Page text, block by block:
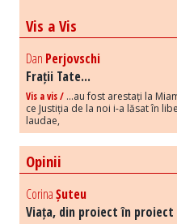
Vis a Vis
Dan Perjovschi
Frații Tate...
Vis a vis / ...au fost arestați la
ce Justiția de la noi i-a lăsat în
laudae,
Opinii
CorinaȘuteu
Viața, din proiect în proiect